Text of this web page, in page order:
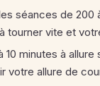
séances de
tourner vite et
minutes à
votre allure de